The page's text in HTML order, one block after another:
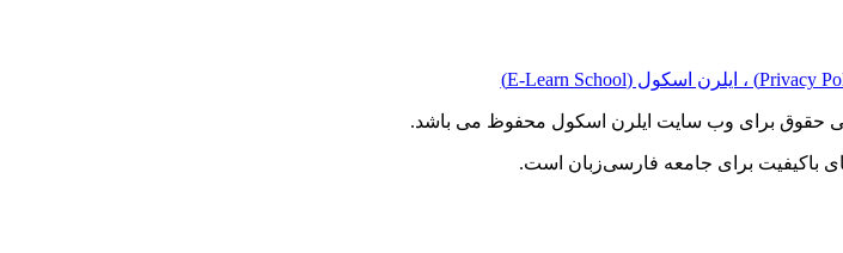
حقوق برای وب سایت ایلرن اسکول محفوظ می باشد.
باکیفیت برای جامعه فارسی‌زبان است.